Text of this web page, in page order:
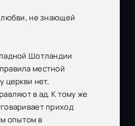
любви, не знающей
Шотландии
местной
церкви нет,
в ад. К тому же
приход
опытом в